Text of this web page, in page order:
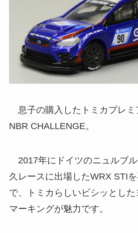
息子の購入したトミカプレミ
NBR CHALLENGE。
2017年にドイツのニュルブ
久レースに出場したWRX STI
で、トミカらしいビシッとし
マーキングが魅力です。